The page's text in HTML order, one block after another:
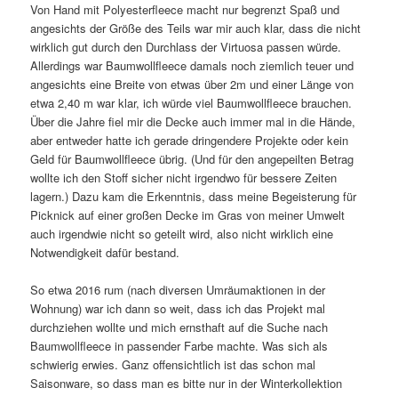
Von Hand mit Polyesterfleece macht nur begrenzt Spaß und
angesichts der Größe des Teils war mir auch klar, dass die nicht
wirklich gut durch den Durchlass der Virtuosa passen würde.
Allerdings war Baumwollfleece damals noch ziemlich teuer und
angesichts eine Breite von etwas über 2m und einer Länge von
etwa 2,40 m war klar, ich würde viel Baumwollfleece brauchen.
Über die Jahre fiel mir die Decke auch immer mal in die Hände,
aber entweder hatte ich gerade dringendere Projekte oder kein
Geld für Baumwollfleece übrig. (Und für den angepeilten Betrag
wollte ich den Stoff sicher nicht irgendwo für bessere Zeiten
lagern.) Dazu kam die Erkenntnis, dass meine Begeisterung für
Picknick auf einer großen Decke im Gras von meiner Umwelt
auch irgendwie nicht so geteilt wird, also nicht wirklich eine
Notwendigkeit dafür bestand.
So etwa 2016 rum (nach diversen Umräumaktionen in der
Wohnung) war ich dann so weit, dass ich das Projekt mal
durchziehen wollte und mich ernsthaft auf die Suche nach
Baumwollfleece in passender Farbe machte. Was sich als
schwierig erwies. Ganz offensichtlich ist das schon mal
Saisonware, so dass man es bitte nur in der Winterkollektion